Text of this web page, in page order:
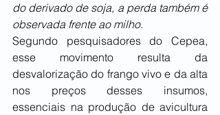
do derivado de soja, a perda também é
observada frente ao milho.
Segundo pesquisadores do Cepea,
esse movimento resulta da
desvalorização do frango vivo e da alta
nos preços desses insumos,
essenciais na produção de avicultura